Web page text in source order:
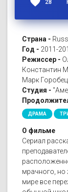
28
Страна -
Год - 2011-
Режиссер -
Константин
Марк Горобец
Студия -
ДРАМА
О фильме
Сериал
мрачного, но
мире все